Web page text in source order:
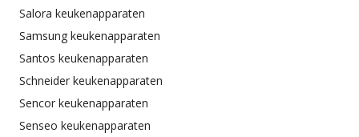
Salora keukenapparaten
Samsung keukenapparaten
Santos keukenapparaten
Schneider keukenapparaten
Sencor keukenapparaten
Senseo keukenapparaten